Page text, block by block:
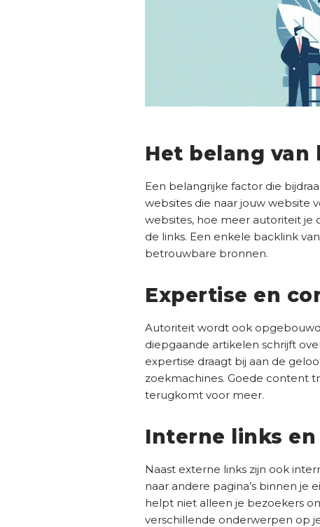
Het belang
Een belangrijke factor die
websites die naar jouw website
websites, hoe meer autoriteit je
de links. Een enkele backlink
betrouwbare bronnen.
Expertise en
Autoriteit wordt ook
diepgaande artikelen schrijft
expertise draagt bij aan de
zoekmachines. Goede content
terugkomt voor meer.
Interne links
Naast externe links zijn ook
naar andere pagina’s binnen je
helpt niet alleen je bezoekers
verschillende onderwerpen op